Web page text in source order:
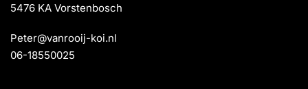
5476 KA Vorstenbosch
Peter@vanrooij-koi.nl
06-18550025